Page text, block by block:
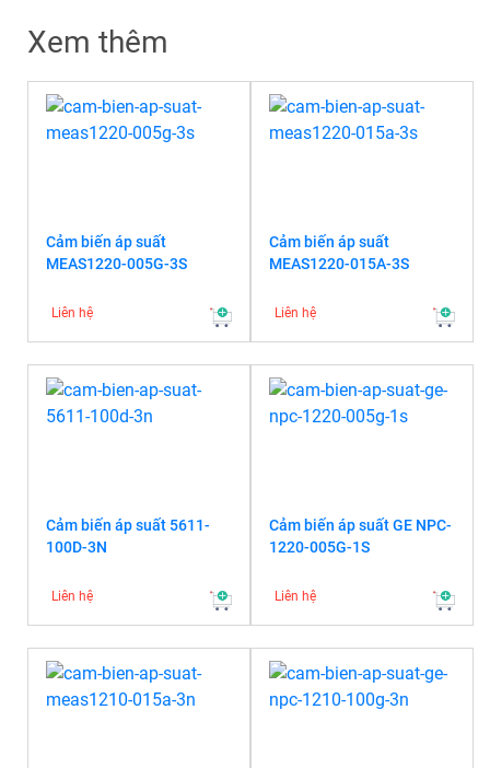
Xem thêm
Cảm biến áp suất
MEAS1220-005G-3S
Liên hệ
Cảm biến áp suất
MEAS1220-015A-3S
Liên hệ
Cảm biến áp suất 5611-
100D-3N
Liên hệ
Cảm biến áp suất GE NPC-
1220-005G-1S
Liên hệ